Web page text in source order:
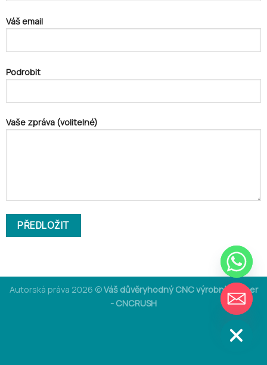
Váš email
Podrobit
Vaše zpráva (volitelné)
Autorská práva 2026 ©Váš důvěryhodný CNC výrobní partner
- CNCRUSH
SKRÝT
CHATY